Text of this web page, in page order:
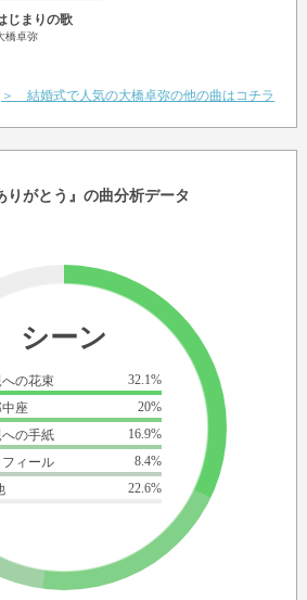
じまりの歌
橋卓弥
＞ 結婚式で人気の大橋卓弥の他の曲はコチラ
りがとう』の曲分析データ
シーン
への花束
32.1%
中座
20%
の手紙
16.9%
ィール
8.4%
22.6%